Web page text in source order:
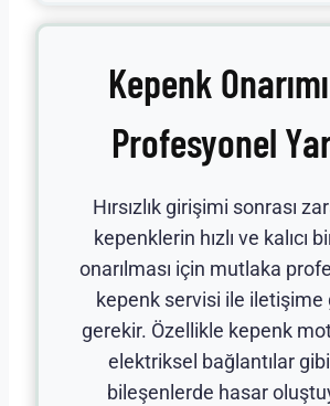
Kepenk
Profesyonel
Hırsızlık girişimi sonrası
kepenklerin hızlı ve kalıcı
onarılması için mutlaka
kepenk servisi ile iletişime
gerekir. Özellikle kepenk
elektriksel bağlantılar
bileşenlerde hasar